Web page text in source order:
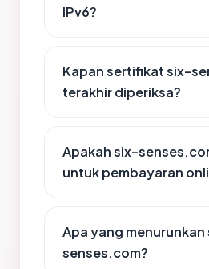
IPv6?
Kapan sertifikat six-
terakhir diperiksa?
Apakah six-
untuk pembayaran
Apa yang
senses.com?